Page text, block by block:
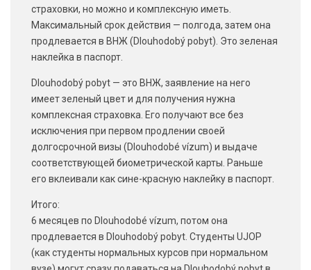
страховки, но можно и комплексную иметь.
Максимальный срок действия — полгода, затем она
продлевается в ВНЖ (Dlouhodobý pobyt). Это зеленая
наклейка в паспорт.
Dlouhodobý pobyt — это ВНЖ, заявление на него
имеет зеленый цвет и для получения нужна
комплексная страховка. Его получают все без
исключения при первом продлении своей
долгосрочной визы (Dlouhodobé vízum) и выдаче
соответствующей биометрической карты. Раньше
его вклеивали как сине-красную наклейку в паспорт.
Итого:
6 месяцев по Dlouhodobé vízum, потом она
продлевается в Dlouhodobý pobyt. Студенты UJOP
(как студенты нормальных курсов при нормальном